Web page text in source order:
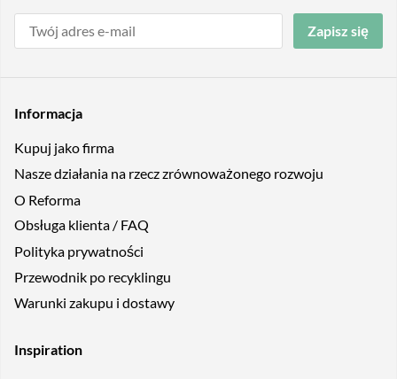
Zapisz się
Informacja
Kupuj jako firma
Nasze działania na rzecz zrównoważonego rozwoju
O Reforma
Obsługa klienta / FAQ
Polityka prywatności
Przewodnik po recyklingu
Warunki zakupu i dostawy
Inspiration